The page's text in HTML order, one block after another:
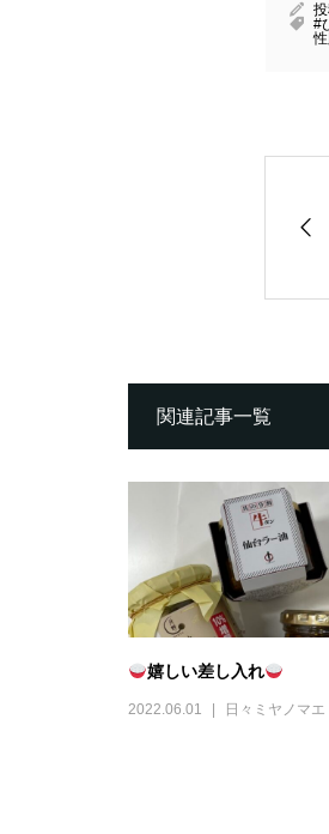
#
関連記事一覧
嬉しい差し入れ
2022.06.01 日々ミヤノマエ